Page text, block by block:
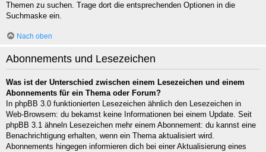
Themen zu suchen. Trage dort die entsprechenden Optionen in die
Suchmaske ein.
Nach oben
Abonnements und Lesezeichen
Was ist der Unterschied zwischen einem Lesezeichen und einem
Abonnements für ein Thema oder Forum?
In phpBB 3.0 funktionierten Lesezeichen ähnlich den Lesezeichen in
Web-Browsern: du bekamst keine Informationen bei einem Update. Seit
phpBB 3.1 ähneln Lesezeichen mehr einem Abonnement: du kannst eine
Benachrichtigung erhalten, wenn ein Thema aktualisiert wird.
Abonnements hingegen informieren dich bei einer Aktualisierung eines